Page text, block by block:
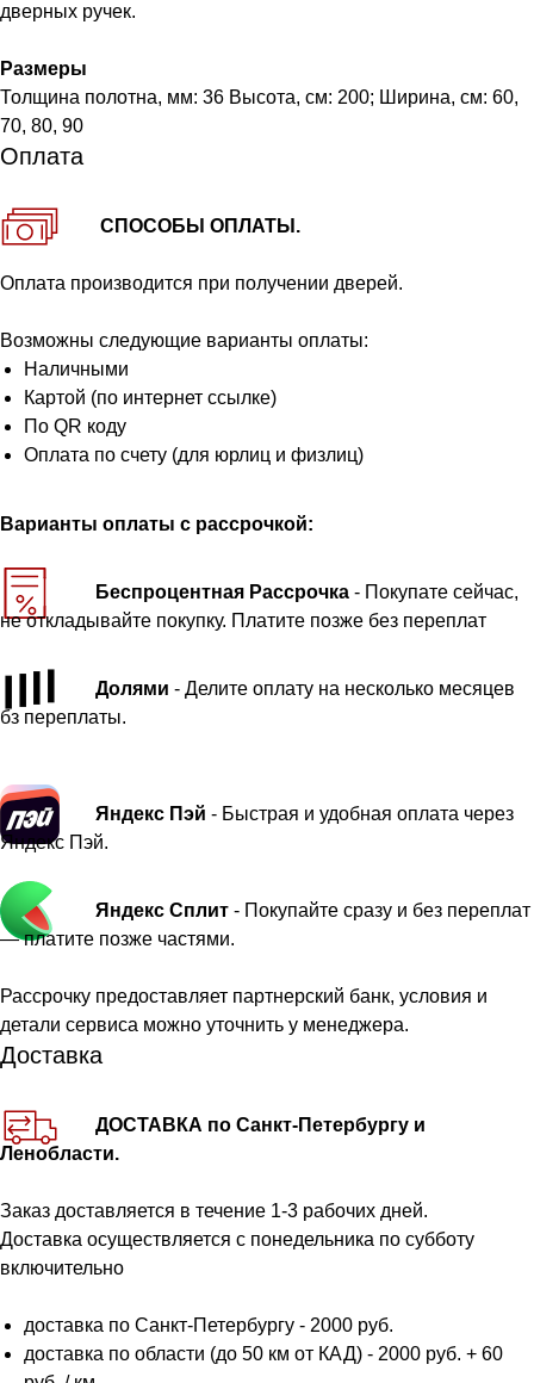
дверных ручек.
Размеры
Толщина полотна, мм: 36 Высота, см: 200; Ширина, см: 60,
70, 80, 90
Оплата
СПОСОБЫ ОПЛАТЫ.
Оплата производится при получении дверей.
Возможны следующие варианты оплаты:
Наличными
Картой (по интернет ссылке)
По QR коду
Оплата по счету (для юрлиц и физлиц)
Варианты оплаты с рассрочкой:
Беспроцентная Рассрочка - Покупате сейчас,
не откладывайте покупку. Платите позже без переплат
Долями - Делите оплату на несколько месяцев
бз переплаты.
Яндекс Пэй - Быстрая и удобная оплата через
Яндекс Пэй.
Яндекс Сплит - Покупайте сразу и без переплат
— платите позже частями.
Рассрочку предоставляет партнерский банк, условия и
детали сервиса можно уточнить у менеджера.
Доставка
ДОСТАВКА по Санкт-Петербургу и
Ленобласти.
Заказ доставляется в течение 1-3 рабочих дней.
Доставка осуществляется с понедельника по субботу
включительно
доставка по Санкт-Петербургу - 2000 руб.
доставка по области (до 50 км от КАД) - 2000 руб. + 60